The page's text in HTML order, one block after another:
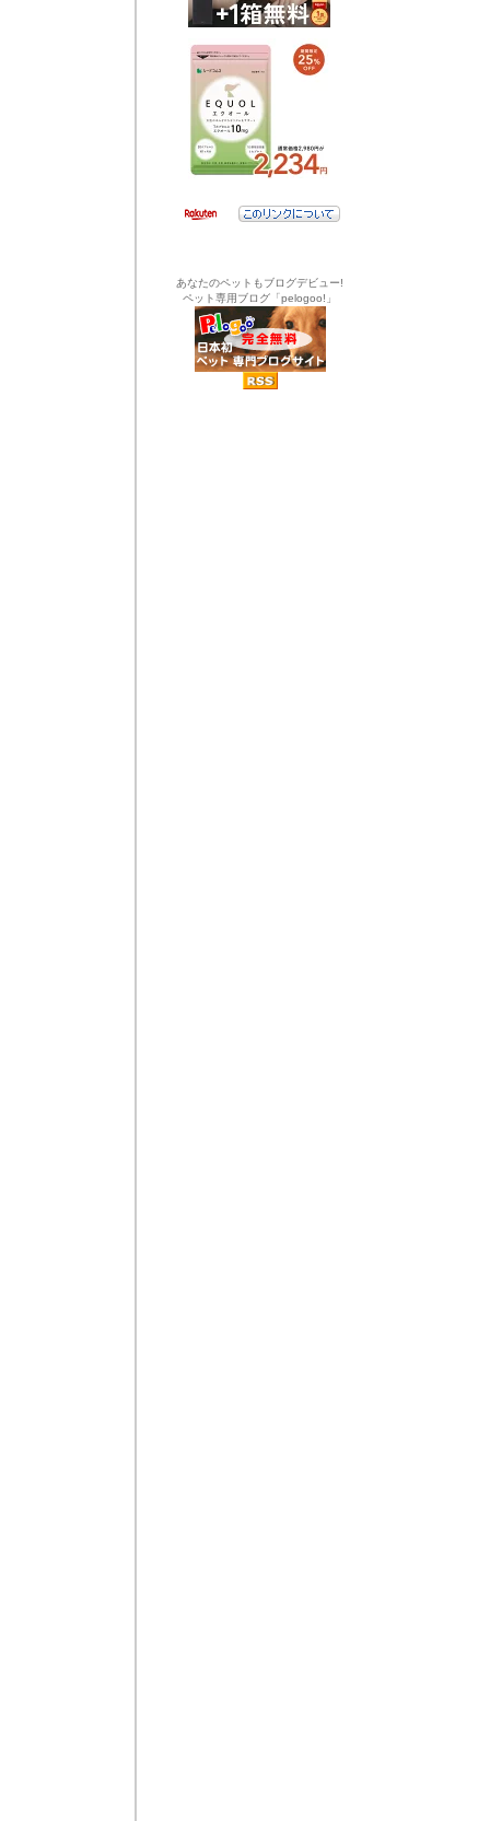
あなたのペットもブログデビュー!
ペット専用ブログ「pelogoo!」